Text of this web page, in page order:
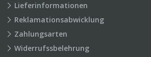
Lieferinformationen
Reklamationsabwicklung
Zahlungsarten
Widerrufssbelehrung